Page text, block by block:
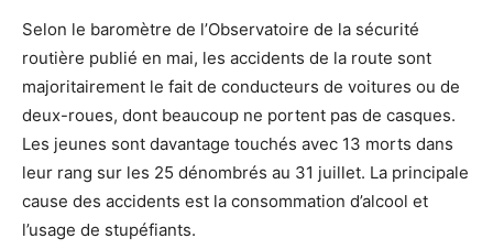
Selon le baromètre de l’Observatoire de la sécurité
routière publié en mai, les accidents de la route sont
majoritairement le fait de conducteurs de voitures ou de
deux-roues, dont beaucoup ne portent pas de casques.
Les jeunes sont davantage touchés avec 13 morts dans
leur rang sur les 25 dénombrés au 31 juillet. La principale
cause des accidents est la consommation d’alcool et
l’usage de stupéfiants.